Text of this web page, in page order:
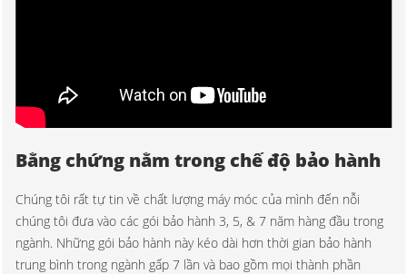
Bằng chứng nằm trong chế độ bảo hành
Chúng tôi rất tự tin về chất lượng máy móc của mình đến nỗi
chúng tôi đưa vào các gói bảo hành 3, 5, & 7 năm hàng đầu trong
ngành. Những gói bảo hành này kéo dài hơn thời gian bảo hành
trung bình trong ngành gấp 7 lần và bao gồm mọi thành phần